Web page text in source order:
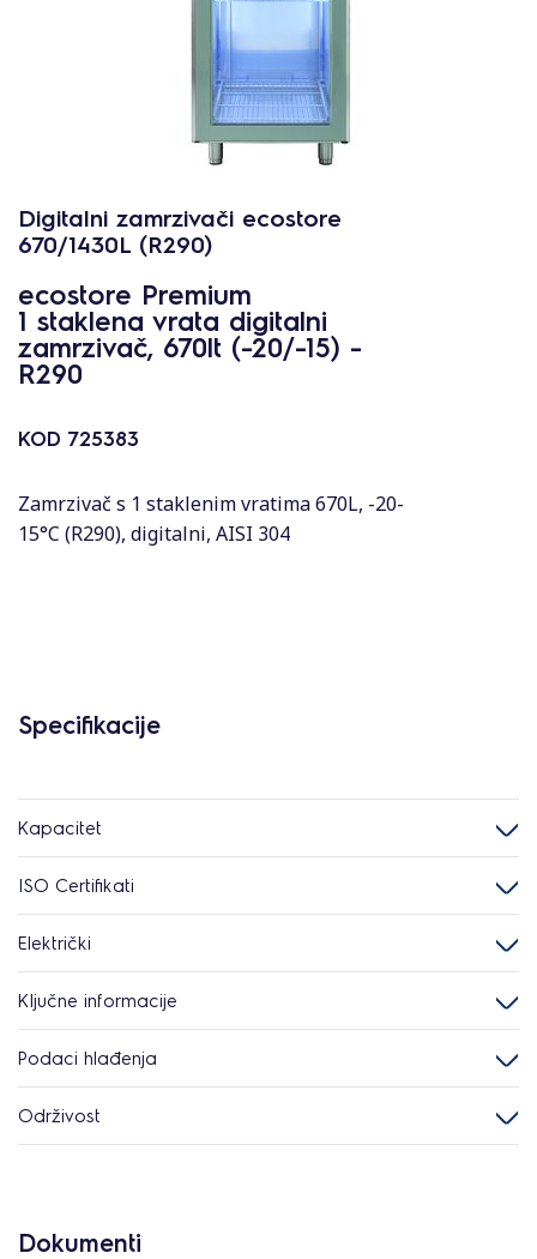
Digitalni zamrzivači ecostore
670/1430L (R290)
ecostore Premium
1 staklena vrata digitalni
zamrzivač, 670lt (-20/-15) -
R290
KOD 725383
Zamrzivač s 1 staklenim vratima 670L, -20-
15°C (R290), digitalni, AISI 304
Specifikacije
Kapacitet
ISO Certifikati
Električki
Ključne informacije
Podaci hlađenja
Održivost
Dokumenti